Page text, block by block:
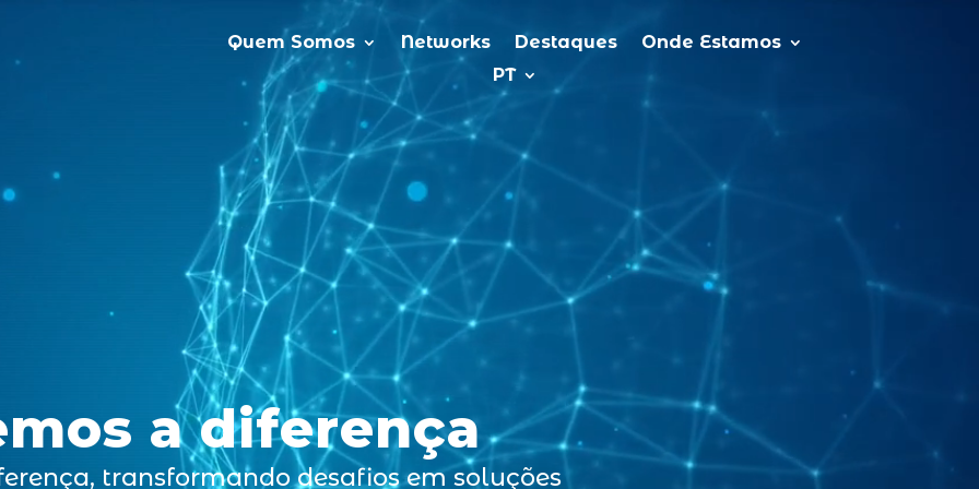
Quem Somos Networks Destaques
Onde Estamos
PT
a diferença
transformando desafios em soluções